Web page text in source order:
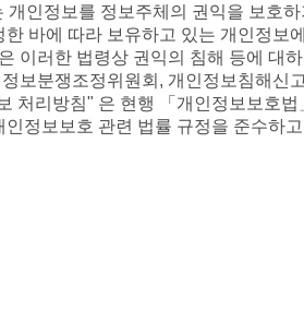
인정보를 정보주체의 권익을 보호
바에 따라 보유하고 있는 개인정보
이러한 법령상 권익의 침해 등에 대
보분쟁조정위원회, 개인정보침해신
처리방침" 은 현행 「개인정보보호법
정보보호 관련 법률 규정을 준수하